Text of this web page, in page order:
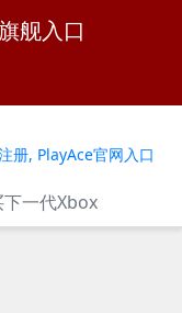
舰入口
册, PlayAce官网入口
一代Xbox